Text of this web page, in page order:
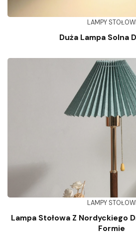
LAMPY
Duża Lampa Solna
LAMPY
Lampa Stołowa Z Nordyckiego
Formie